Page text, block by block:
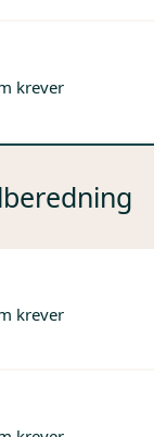
krever
krever